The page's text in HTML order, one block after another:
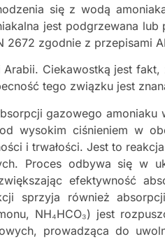
się z wodą
jest podgrzewana
2672 zgodnie z przepisami
Ciekawostką jest
tego związku jest
gazowego
wysokim ciśnieniem w
i trwałości. Jest to
Proces odbywa się w
efektywność
sprzyja również
NH₄HCO₃) jest
prowadząca do